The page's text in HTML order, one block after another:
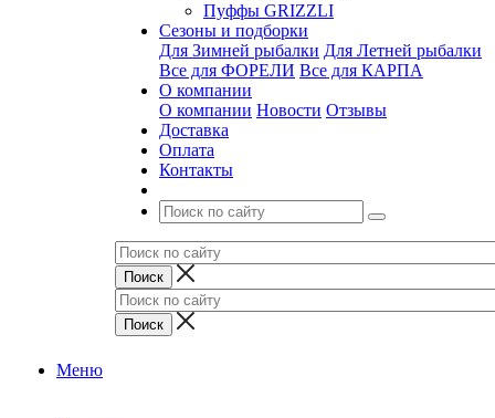
Пуффы GRIZZLI
Сезоны и подборки
Для Зимней рыбалки Для Летней рыбалки
Все для ФОРЕЛИ Все для КАРПА
О компании
О компании Новости Отзывы
Доставка
Оплата
Контакты
Меню